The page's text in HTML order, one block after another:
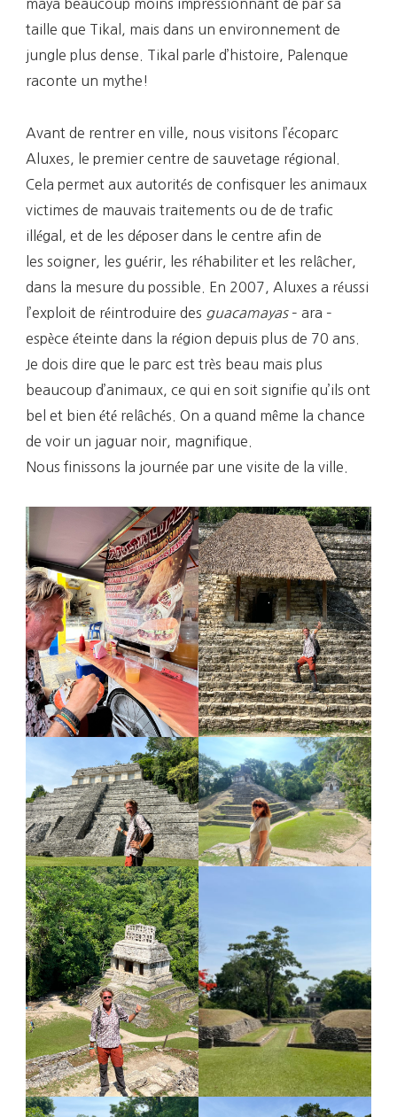
maya beaucoup moins impressionnant de par sa
taille que Tikal, mais dans un environnement de
jungle plus dense. Tikal parle d’histoire, Palenque
raconte un mythe!
Avant de rentrer en ville, nous visitons l’écoparc
Aluxes, le premier centre de sauvetage régional.
Cela permet aux autorités de confisquer les animaux
victimes de mauvais traitements ou de de trafic
illégal, et de les déposer dans le centre afin de
les soigner, les guérir, les réhabiliter et les relâcher,
dans la mesure du possible. En 2007, Aluxes a réussi
l’exploit de réintroduire des guacamayas– ara –
espèce éteinte dans la région depuis plus de 70 ans.
Je dois dire que le parc est très beau mais plus
beaucoup d’animaux, ce qui en soit signifie qu’ils ont
bel et bien été relâchés. On a quand même la chance
de voir un jaguar noir, magnifique.
Nous finissons la journée par une visite de la ville.